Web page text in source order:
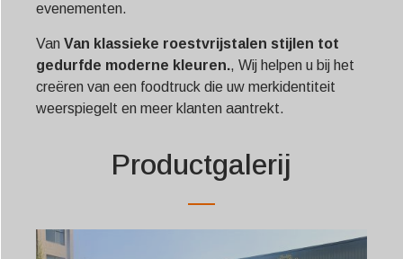
evenementen.
Van Van klassieke roestvrijstalen stijlen tot
gedurfde moderne kleuren., Wij helpen u bij het
creëren van een foodtruck die uw merkidentiteit
weerspiegelt en meer klanten aantrekt.
Productgalerij